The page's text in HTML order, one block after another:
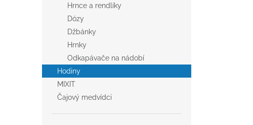
Hrnce a rendlíky
Dózy
Džbánky
Hrnky
Odkapávače na nádobí
Hodiny
MIXIT
Čajový medvídci